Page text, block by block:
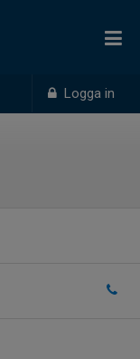
Logga in